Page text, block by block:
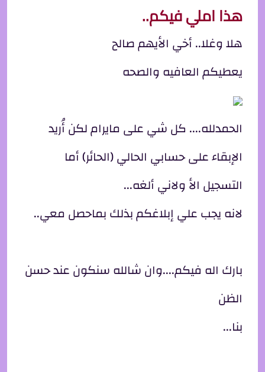
هذا املي فيكم..
هلا وغلا.. أخي الأيهم صالح
يعطيكم العافيه والصحه
الحمدلله.... كل شي على مايرام لكن أُريد
الإبقاء على حسابي الحالي (الحائر) أما
التسجيل الأ ولاني ألغه...
لانه يجب علي إبلاغكم بذلك بماحصل معي..
بارك اله فيكم....وان شالله سنكون عند حسن
الظن
بنا...